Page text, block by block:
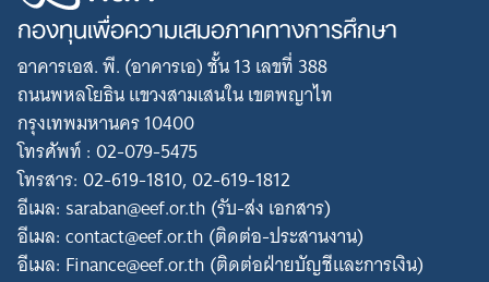
กองทุนเพื่อความเสมอภาคทางการศึกษา
อาคารเอส. พี. (อาคารเอ) ชั้น 13 เลขที่ 388
ถนนพหลโยธิน แขวงสามเสนใน เขตพญาไท
กรุงเทพมหานคร 10400
โทรศัพท์ : 02-079-5475
โทรสาร: 02-619-1810, 02-619-1812
อีเมล: saraban@eef.or.th (รับ-ส่ง เอกสาร)
อีเมล: contact@eef.or.th (ติดต่อ-ประสานงาน)
อีเมล: Finance@eef.or.th (ติดต่อฝ่ายบัญชีและการเงิน)